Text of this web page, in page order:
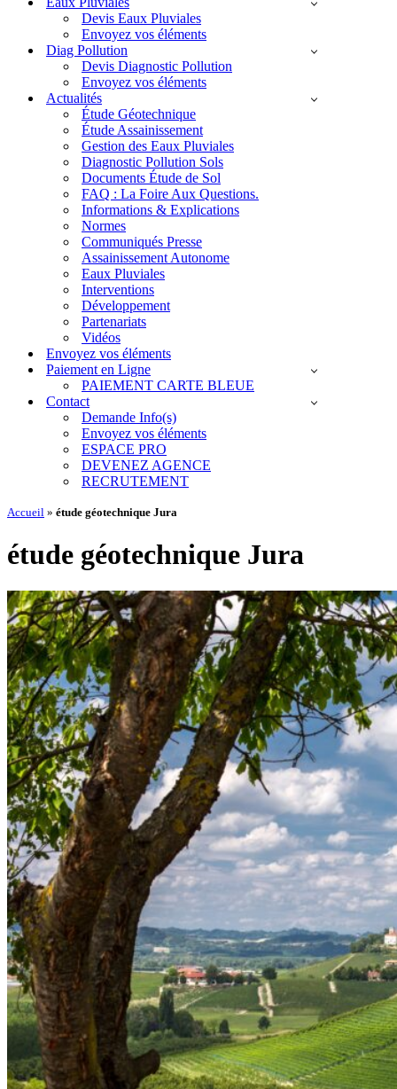
Devis Eaux Pluviales
Envoyez vos éléments
Diag Pollution
Devis Diagnostic Pollution
Envoyez vos éléments
Actualités
Étude Géotechnique
Étude Assainissement
Gestion des Eaux Pluviales
Diagnostic Pollution Sols
Documents Étude de Sol
FAQ : La Foire Aux Questions.
Informations & Explications
Normes
Communiqués Presse
Assainissement Autonome
Eaux Pluviales
Interventions
Développement
Partenariats
Vidéos
Envoyez vos éléments
Paiement en Ligne
PAIEMENT CARTE BLEUE
Contact
Demande Info(s)
Envoyez vos éléments
ESPACE PRO
DEVENEZ AGENCE
RECRUTEMENT
Accueil » étude géotechnique Jura
étude géotechnique Jura